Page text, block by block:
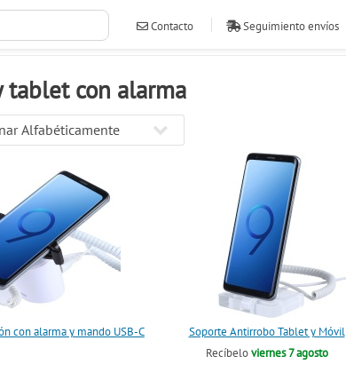
Contacto Seguimiento envíos
con alarma
con alarma y mando USB-C
Soporte Antirrobo Tablet y Móvil
Recíbeloviernes 7 agosto